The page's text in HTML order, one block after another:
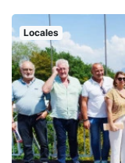
Locales